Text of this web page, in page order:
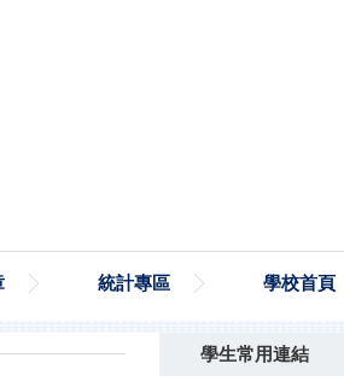
統計專區 學校首頁
學生常用連結